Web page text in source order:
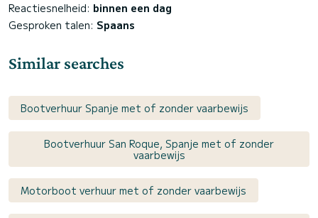
Reactiesnelheid: binnen een dag
Gesproken talen: Spaans
Similar searches
Bootverhuur Spanje met of zonder vaarbewijs
Bootverhuur San Roque, Spanje met of zonder
vaarbewijs
Motorboot verhuur met of zonder vaarbewijs